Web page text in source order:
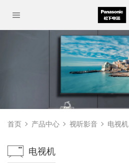
首页 产品中心 视听影音 电视机
电视机